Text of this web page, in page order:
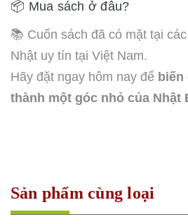
📦 Mua sách ở đâu?
📚 Cuốn sách đã có mặt tại
Nhật uy tín tại Việt Nam.
Hãy đặt ngay hôm nay để biến
thành một góc nhỏ của Nhật
Sản phẩm cùng loại